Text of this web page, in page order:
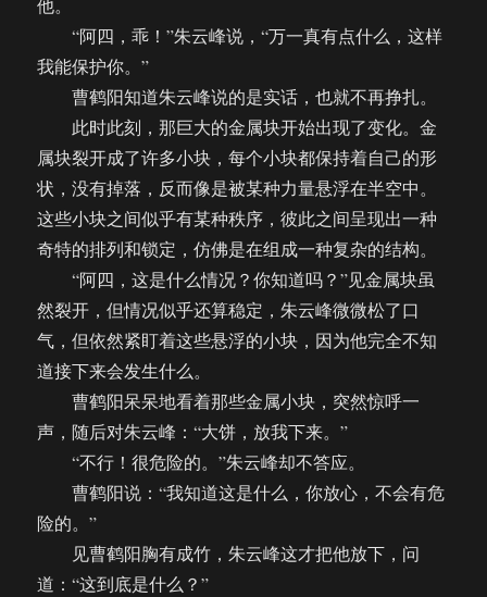
他。
“阿四，乖！”朱云峰说，“万一真有点什么，这样
我能保护你。”
曹鹤阳知道朱云峰说的是实话，也就不再挣扎。
此时此刻，那巨大的金属块开始出现了变化。金
属块裂开成了许多小块，每个小块都保持着自己的形
状，没有掉落，反而像是被某种力量悬浮在半空中。
这些小块之间似乎有某种秩序，彼此之间呈现出一种
奇特的排列和锁定，仿佛是在组成一种复杂的结构。
“阿四，这是什么情况？你知道吗？”见金属块虽
然裂开，但情况似乎还算稳定，朱云峰微微松了口
气，但依然紧盯着这些悬浮的小块，因为他完全不知
道接下来会发生什么。
曹鹤阳呆呆地看着那些金属小块，突然惊呼一
声，随后对朱云峰：“大饼，放我下来。”
“不行！很危险的。”朱云峰却不答应。
曹鹤阳说：“我知道这是什么，你放心，不会有危
险的。”
见曹鹤阳胸有成竹，朱云峰这才把他放下，问
道：“这到底是什么？”